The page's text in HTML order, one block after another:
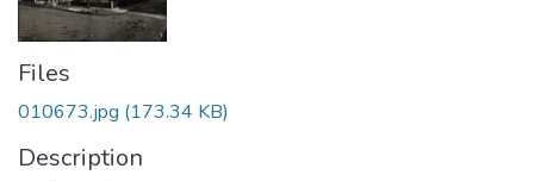
Files
010673.jpg (173.34 KB)
Description